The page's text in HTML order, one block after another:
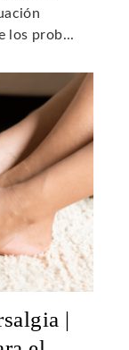
los prob...
|